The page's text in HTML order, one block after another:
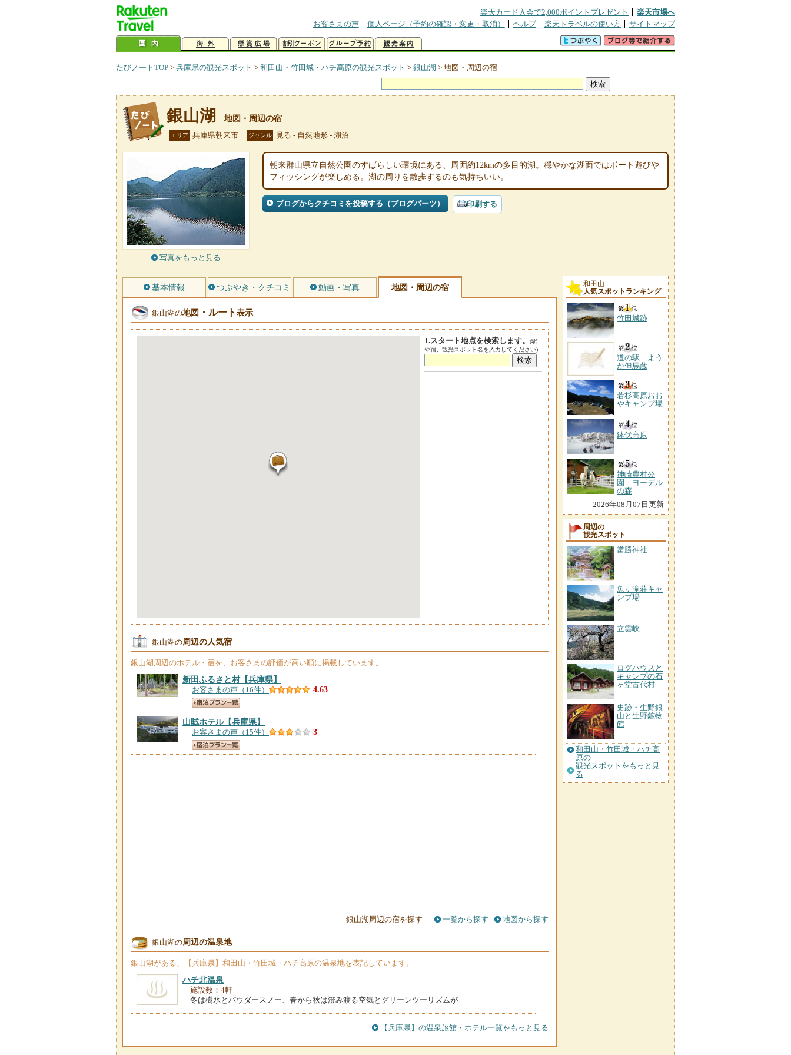
楽天カード入会で2,000ポイントプレゼント
楽天市場へ
お客さまの声
個人ページ（予約の確認・変更・取消） ヘルプ 楽天トラベルの使い方 サイトマップ
たびノートTOP > 兵庫県の観光スポット > 和田山・竹田城・ハチ高原の観光スポット > 銀山湖 > 地図・周辺の宿
銀山湖 地図・周辺の宿
エリア 兵庫県朝来市 ジャンル 見る - 自然地形 - 湖沼
写真をもっと見る
朝来群山県立自然公園のすばらしい環境にある、周囲約12kmの多目的湖。穏やかな湖面ではボート遊びや
フィッシングが楽しめる。湖の周りを散歩するのも気持ちいい。
ブログからクチコミを投稿する（ブログパーツ） 印刷する
基本情報 つぶやき・クチコミ 動画・写真 地図・周辺の宿
銀山湖の地図 ・ルート表示
1.スタート地点を検索します。
(駅
や宿、観光スポット名を入力してください)
銀山湖の周辺の人気宿
銀山湖周辺のホテル・宿を、お客さまの評価が高い順に掲載しています。
新田ふるさと村【兵庫県】
お客さまの声（16件） 4.63
山賊ホテル【兵庫県】
お客さまの声（15件） 3
銀山湖周辺の宿を探す 一覧から探す 地図から探す
銀山湖の周辺の温泉地
銀山湖がある、【兵庫県】和田山・竹田城・ハチ高原の温泉地を表記しています。
ハチ北温泉
施設数：4軒
冬は樹氷とパウダースノー、春から秋は澄み渡る空気とグリーンツーリズムが
【兵庫県】の温泉旅館・ホテル一覧をもっと見る
和田山
人気スポットランキング
竹田城跡
道の駅 よう
か但馬蔵
若杉高原おお
やキャンプ場
鉢伏高原
神崎農村公
園 ヨーデル
の森
2026年08月07日更新
周辺の
観光スポット
當勝神社
魚ヶ滝荘キャ
ンプ場
立雲峡
ログハウスと
キャンプの石
ヶ堂古代村
史跡・生野銀
山と生野鉱物
館
和田山・竹田城・ハチ高
原の
観光スポットをもっと見
る